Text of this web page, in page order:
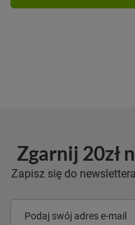
Zgarnij 20zł
Zapisz się do
Podaj swój adres e-mail